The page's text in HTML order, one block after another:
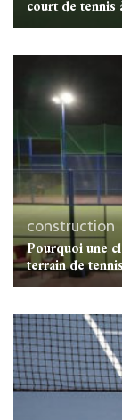
court de tennis
construction
Pourquoi une
terrain de